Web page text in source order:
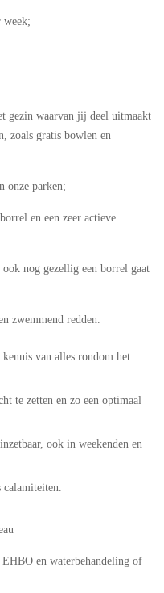
week;
gezin waarvan jij deel uitmaakt
zoals gratis bowlen en
onze parken;
en een zeer actieve
nog gezellig een borrel gaat
zwemmend redden.
van alles rondom het
te zetten en zo een optimaal
ook in weekenden en
calamiteiten.
en waterbehandeling of